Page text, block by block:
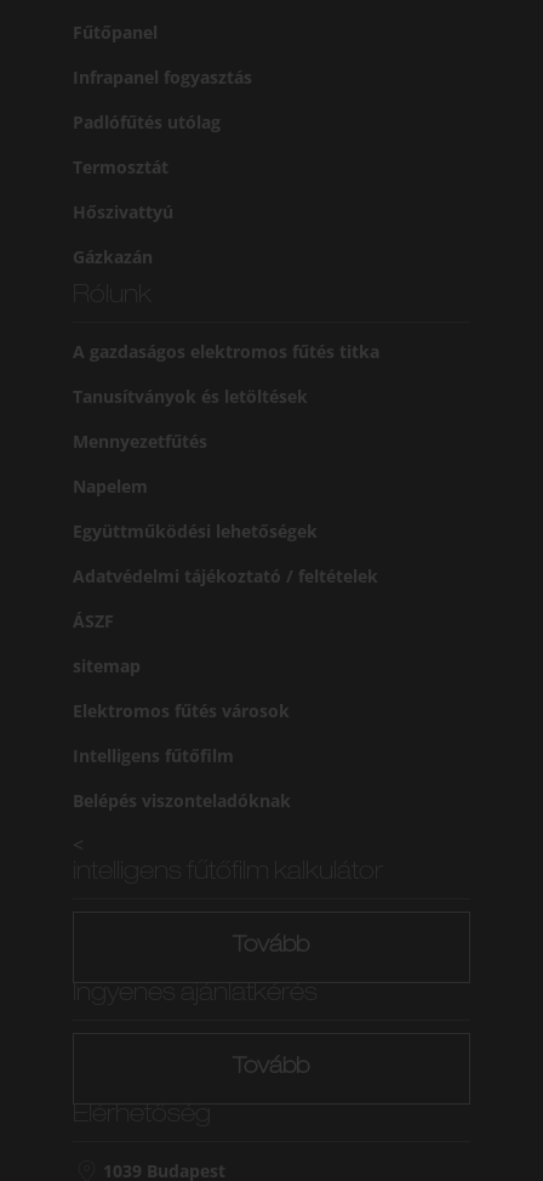
Fűtőpanel
Infrapanel fogyasztás
Padlófűtés utólag
Termosztát
Hőszivattyú
Gázkazán
A gazdaságos elektromos fűtés titka
Tanusítványok és letöltések
Mennyezetfűtés
Napelem
Együttműködési lehetőségek
Adatvédelmi tájékoztató / feltételek
ÁSZF
sitemap
Elektromos fűtés városok
Intelligens fűtőfilm
Belépés viszonteladóknak
<
Tovább
Tovább
1039 Budapest